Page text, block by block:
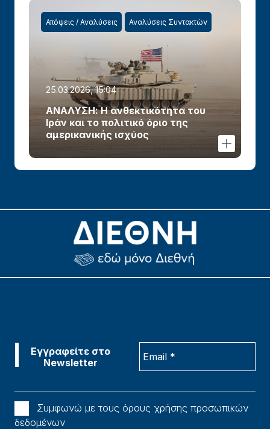
Απόψεις / Αναλύσεις Αναλύσεις Συντακτών
25.03.2026, 15:04
ΑΝΑΛΥΣΗ: Η ανθεκτικότητα του
Ιράν και το πολιτικό όριο της
αμερικανικής ισχύος
Συμφωνώ με τους όρους χρήσης προσωπικών
δεδομένων